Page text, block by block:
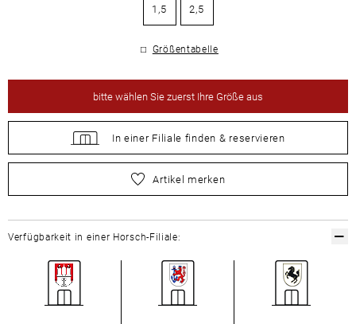
1,5 2,5
Größentabelle
bittewählen Sie zuerst Ihre Größe aus
In einer Filiale finden & reservieren
wählen Sie zuerst Ihre Größe aus
Artikel merken
Verfügbarkeit in einer Horsch-Filiale: